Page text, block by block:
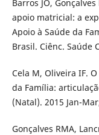
Barros JO,
apoio matricial: a
Apoio à Saúde da
Brasil. Ciênc. Saúde
Cela M, Oliveira IF.
da Família:
(Natal). 2015 Jan-
Gonçalves RMA,